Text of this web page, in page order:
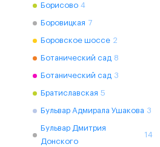
Борисово 4
Боровицкая 7
Боровское шоссе 2
Ботанический сад 8
Ботанический сад 3
Братиславская 5
Бульвар Адмирала Ушакова 3
Бульвар Дмитрия
Донского
14